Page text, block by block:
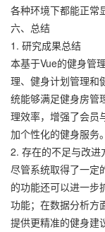
各种环境下都能正常
六、总结
1. 研究成果总结
本基于Vue的健身管
理、健身计划管理和
统能够满足健身房管
理效率，增强了会员
加个性化的健身服务。
2. 存在的不足与改进
尽管系统取得了一定
的功能还可以进一步
功能；在数据分析方
提供更精准的健身建